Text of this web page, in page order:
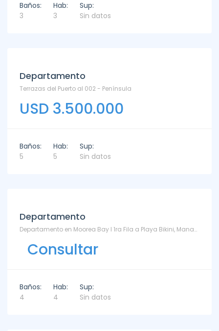
Baños:
3
Hab:
3
Sup:
Sin datos
Departamento
Terrazas del Puerto al 002 - Península
USD 3.500.000
Baños:
5
Hab:
5
Sup:
Sin datos
Departamento
Departamento en Moorea Bay I 1ra Fila a Playa Bikini, Manantiales en Venta y Alquiler - TM6871000 - Bikini
Consultar
Baños:
4
Hab:
4
Sup:
Sin datos